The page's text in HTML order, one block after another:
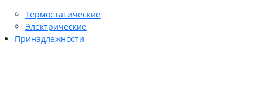
Термостатические
Электрические
Принадлежности